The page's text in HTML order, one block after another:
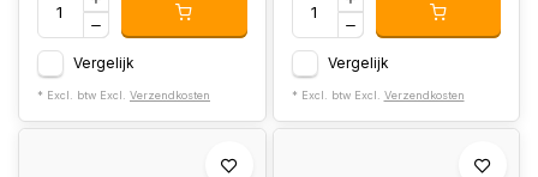
Vergelijk
* Excl. btw Excl. Verzendkosten
Vergelijk
* Excl. btw Excl. Verzendkosten